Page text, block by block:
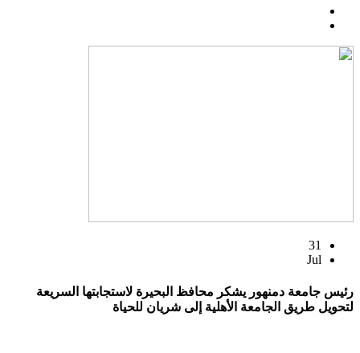
31
Jul
رئيس جامعة دمنهور يشكر محافظ البحيرة لاستجابتها السريعة
لتحويل طريق الجامعة الأهلية إلى شريان للحياة